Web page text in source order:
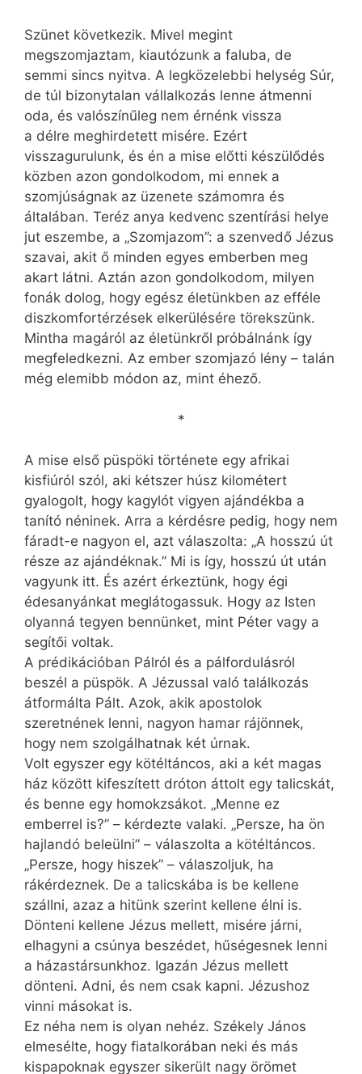
Szünet következik. Mivel megint
megszomjaztam, kiautózunk a faluba, de
semmi sincs nyitva. A legközelebbi helység Súr,
de túl bizonytalan vállalkozás lenne átmenni
oda, és valószínűleg nem érnénk vissza
a délre meghirdetett misére. Ezért
visszagurulunk, és én a mise előtti készülődés
közben azon gondolkodom, mi ennek a
szomjúságnak az üzenete számomra és
általában. Teréz anya kedvenc szentírási helye
jut eszembe, a „Szomjazom”: a szenvedő Jézus
szavai, akit ő minden egyes emberben meg
akart látni. Aztán azon gondolkodom, milyen
fonák dolog, hogy egész életünkben az efféle
diszkomfortérzések elkerülésére törekszünk.
Mintha magáról az életünkről próbálnánk így
megfeledkezni. Az ember szomjazó lény – talán
még elemibb módon az, mint éhező.
*
A mise első püspöki története egy afrikai
kisfiúról szól, aki kétszer húsz kilométert
gyalogolt, hogy kagylót vigyen ajándékba a
tanító néninek. Arra a kérdésre pedig, hogy nem
fáradt-e nagyon el, azt válaszolta: „A hosszú út
része az ajándéknak.” Mi is így, hosszú út után
vagyunk itt. És azért érkeztünk, hogy égi
édesanyánkat meglátogassuk. Hogy az Isten
olyanná tegyen bennünket, mint Péter vagy a
segítői voltak.
A prédikációban Pálról és a pálfordulásról
beszél a püspök. A Jézussal való találkozás
átformálta Pált. Azok, akik apostolok
szeretnének lenni, nagyon hamar rájönnek,
hogy nem szolgálhatnak két úrnak.
Volt egyszer egy kötéltáncos, aki a két magas
ház között kifeszített dróton áttolt egy talicskát,
és benne egy homokzsákot. „Menne ez
emberrel is?” – kérdezte valaki. „Persze, ha ön
hajlandó beleülni” – válaszolta a kötéltáncos.
„Persze, hogy hiszek” – válaszoljuk, ha
rákérdeznek. De a talicskába is be kellene
szállni, azaz a hitünk szerint kellene élni is.
Dönteni kellene Jézus mellett, misére járni,
elhagyni a csúnya beszédet, hűségesnek lenni
a házastársunkhoz. Igazán Jézus mellett
dönteni. Adni, és nem csak kapni. Jézushoz
vinni másokat is.
Ez néha nem is olyan nehéz. Székely János
elmesélte, hogy fiatalkorában neki és más
kispapoknak egyszer sikerült nagy örömet